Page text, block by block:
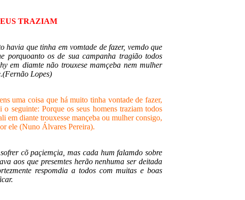
TRAZIAM
havia que tinha em vomtade de fazer, vemdo que
porquoanto os de sua campanha tragião todos
em diamte não trouxese mamçeba nem mulher
Lopes)
uma coisa que há muito tinha vontade de fazer,
seguinte: Porque os seus homens traziam todos
em diante trouxesse mançeba ou mulher consigo,
ele (Nuno Álvares Pereira).
cõ paçiemçia, mas cada hum falamdo sobre
aos que presemtes herão nenhuma ser deitada
respomdia a todos com muitas e boas